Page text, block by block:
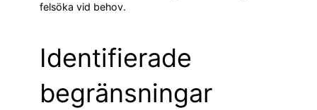
felsöka vid behov.
Identifierade
begränsningar